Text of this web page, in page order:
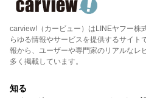
carview!（カービュー）はLINEヤフー株
らゆる情報やサービスを提供するサイト
報から、ユーザーや専門家のリアルなレ
多く掲載しています。
知る